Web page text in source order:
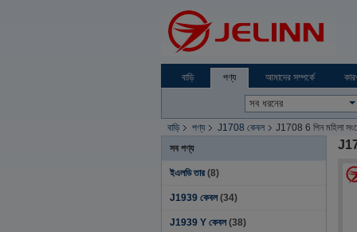
বাড়ি পণ্য আমাদের সম্পর্কে
বাড়ি পণ্য J1708 কেবল
J1708 6 পিন মহিলা
সব পণ্য
ইএলডি তার (8)
J1939 কেবল (34)
J1939 Y কেবল (38)